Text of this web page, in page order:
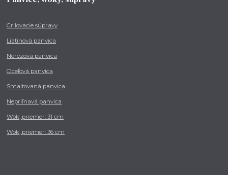
Grilovacie súpravy
Liatinová panvica
Nerezová panvica
Oceľová panvica
Smaltovaná panvica
Nepriľnavá panvica
Wok, priemer: 31 cm
Wok, priemer: 36 cm